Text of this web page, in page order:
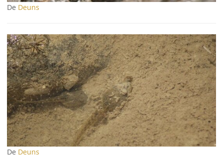
De Deuns
De Deuns